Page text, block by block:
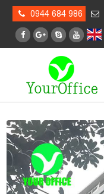
0944 684 986